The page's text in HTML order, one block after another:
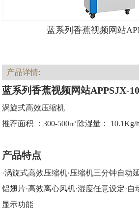
蓝系列香蕉视频网站
产品详情:
蓝系列香蕉视频网站APPSJX-
涡旋式高效压缩机
推荐面积 ：300-500㎡除湿量： 10.1Kg/h
产品特点
·涡旋式高效压缩机·压缩机三分钟自动
铝翅片·高效离心风机·湿度任意设定·
显示功能